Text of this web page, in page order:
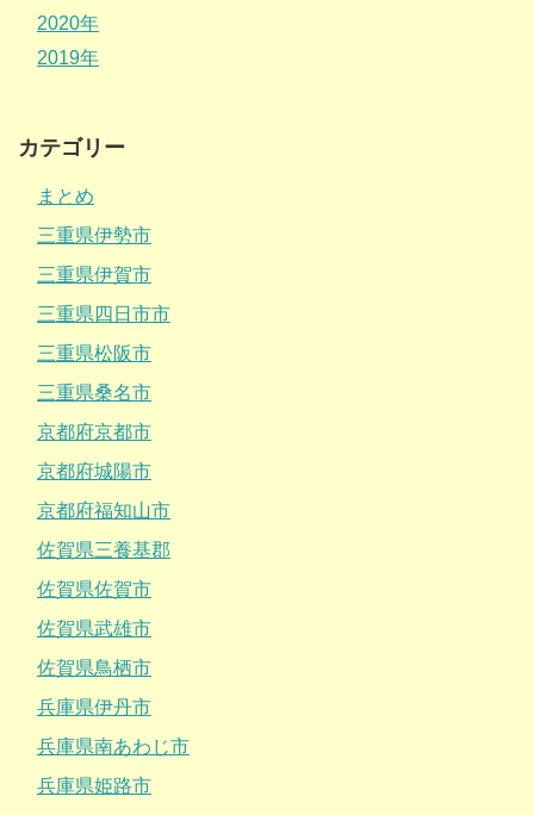
2020年
2019年
カテゴリー
まとめ
三重県伊勢市
三重県伊賀市
三重県四日市市
三重県松阪市
三重県桑名市
京都府京都市
京都府城陽市
京都府福知山市
佐賀県三養基郡
佐賀県佐賀市
佐賀県武雄市
佐賀県鳥栖市
兵庫県伊丹市
兵庫県南あわじ市
兵庫県姫路市